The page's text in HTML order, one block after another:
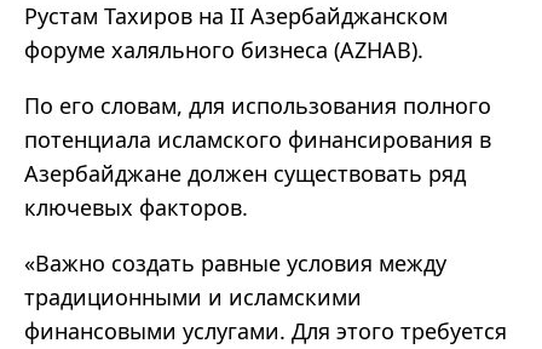
Рустам Тахиров на II Азербайджанском
форуме халяльного бизнеса (AZHAB).
По его словам, для использования полного
потенциала исламского финансирования в
Азербайджане должен существовать ряд
ключевых факторов.
«Важно создать равные условия между
традиционными и исламскими
финансовыми услугами. Для этого требуется